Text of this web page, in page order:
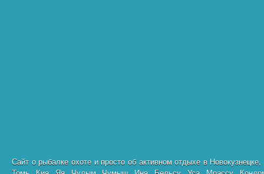
Сайт о рыбалке охоте и просто об активном отдыхе в